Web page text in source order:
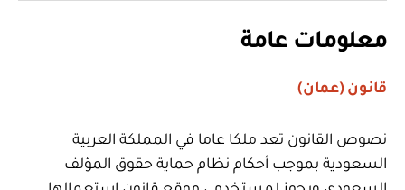
معلومات عامة
قانون (عمان)
نصوص القانون تعد ملكا عاما في المملكة العربية
السعودية بموجب أحكام نظام حماية حقوق المؤلف